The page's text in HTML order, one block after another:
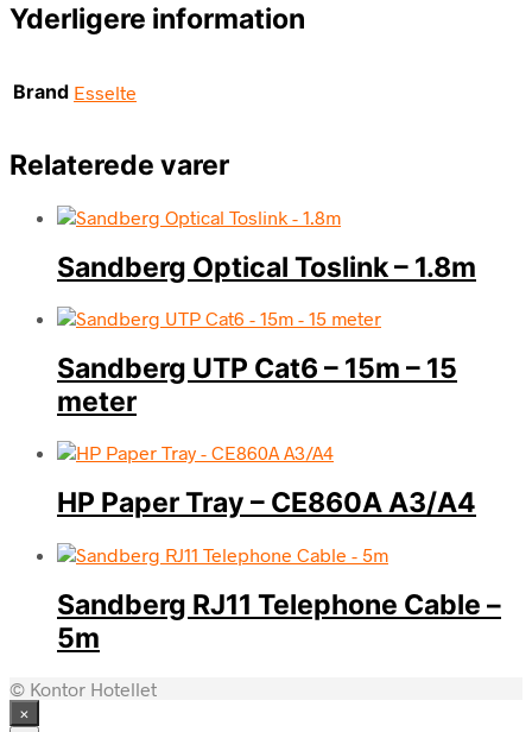
Yderligere information
Brand Esselte
Relaterede varer
Sandberg Optical Toslink – 1.8m
Sandberg UTP Cat6 – 15m – 15
meter
HP Paper Tray – CE860A A3/A4
Sandberg RJ11 Telephone Cable –
5m
© Kontor Hotellet
×